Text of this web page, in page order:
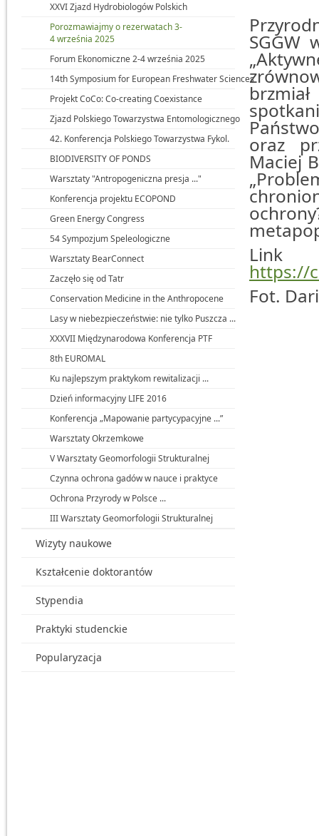
XXVI Zjazd Hydrobiologów Polskich
Porozmawiajmy o rezerwatach 3-
4 września 2025
Forum Ekonomiczne 2-4 września 2025
14th Symposium for European Freshwater Sciences
Projekt CoCo: Co-creating Coexistance
Zjazd Polskiego Towarzystwa Entomologicznego
42. Konferencja Polskiego Towarzystwa Fykol.
BIODIVERSITY OF PONDS
Warsztaty "Antropogeniczna presja ..."
Konferencja projektu ECOPOND
Green Energy Congress
54 Sympozjum Speleologiczne
Warsztaty BearConnect
Zaczęło się od Tatr
Conservation Medicine in the Anthropocene
Lasy w niebezpieczeństwie: nie tylko Puszcza ...
XXXVII Międzynarodowa Konferencja PTF
8th EUROMAL
Ku najlepszym praktykom rewitalizacji ...
Dzień informacyjny LIFE 2016
Konferencja „Mapowanie partycypacyjne ...”
Warsztaty Okrzemkowe
V Warsztaty Geomorfologii Strukturalnej
Czynna ochrona gadów w nauce i praktyce
Ochrona Przyrody w Polsce ...
III Warsztaty Geomorfologii Strukturalnej
Wizyty naukowe
Kształcenie doktorantów
Stypendia
Praktyki studenckie
Popularyzacja
SGGW
oraz
Maciej
https://
Fot.